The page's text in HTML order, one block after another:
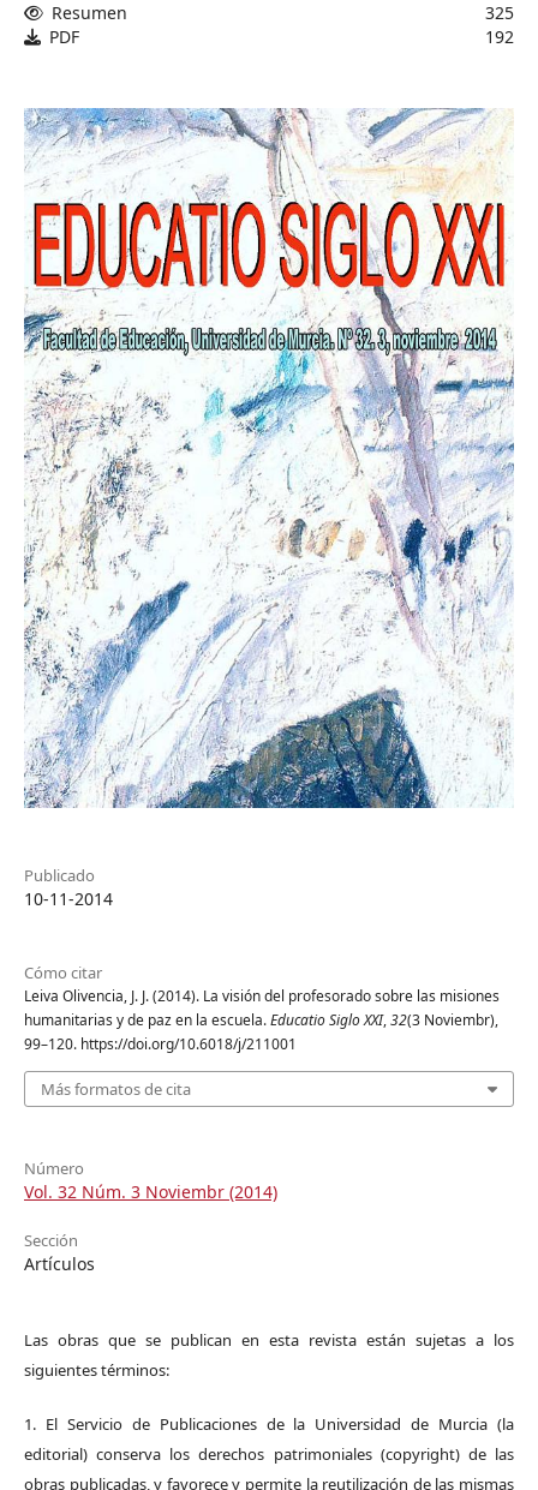
Resumen
325
PDF
192
Publicado
10-11-2014
Cómo citar
Leiva Olivencia, J. J. (2014). La visión del profesorado sobre las misiones
humanitarias y de paz en la escuela.Educatio Siglo XXI,32(3 Noviembr),
99–120. https://doi.org/10.6018/j/211001
Más formatos de cita
Número
Vol. 32 Núm. 3 Noviembr (2014)
Sección
Artículos
Las obras que se publican en esta revista están sujetas a los
siguientes términos:
1. El Servicio de Publicaciones de la Universidad de Murcia (la
editorial) conserva los derechos patrimoniales (copyright) de las
obras publicadas, y favorece y permite la reutilización de las mismas